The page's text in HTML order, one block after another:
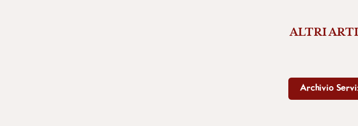
ALTRI
Archivio